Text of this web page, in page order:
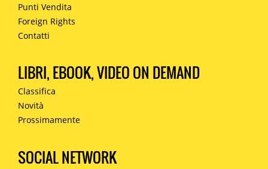
Punti Vendita
Foreign Rights
Contatti
LIBRI, EBOOK, VIDEO ON DEMAND
Classifica
Novità
Prossimamente
SOCIAL NETWORK